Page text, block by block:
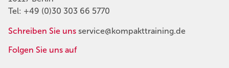
Tel: +49 (0)30 303 66 5770
Schreiben Sie uns service@kompakttraining.de
Folgen Sie uns auf